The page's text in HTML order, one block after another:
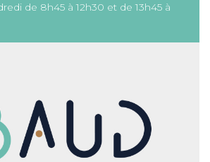
de 8h45 à 12h30 et de 13h45 à